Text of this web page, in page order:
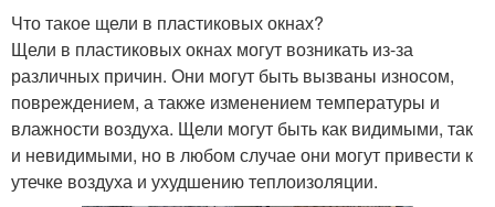
Что такое щели в пластиковых окнах?
Щели в пластиковых окнах могут возникать из-за
различных причин. Они могут быть вызваны износом,
повреждением, а также изменением температуры и
влажности воздуха. Щели могут быть как видимыми, так
и невидимыми, но в любом случае они могут привести к
утечке воздуха и ухудшению теплоизоляции.